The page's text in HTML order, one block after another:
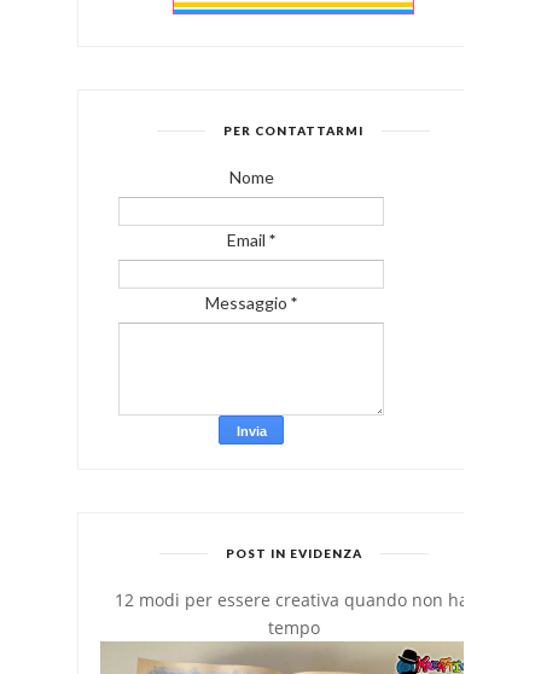
PER CONTATTARMI
Nome
Email *
Messaggio *
POST IN EVIDENZA
12 modi per essere creativa quando non hai
tempo